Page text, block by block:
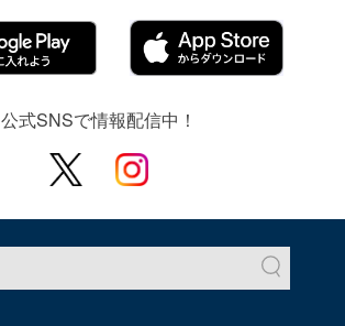
公式SNSで情報配信中！